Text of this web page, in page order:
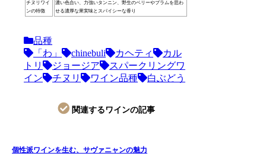
チヌリワイ
ンの特徴
濃い色合い、力強いタンニン、野生のベリーやプラムを思わ
せる濃厚な果実味とスパイシーな香り
品種
「わ」
chinebuli カヘティ
カル
トリ
ジョージア
スパークリングワ
イン
チヌリ ワイン品種 白ぶどう
関連するワインの記事
個性派ワインを生む、サヴァニャンの魅力